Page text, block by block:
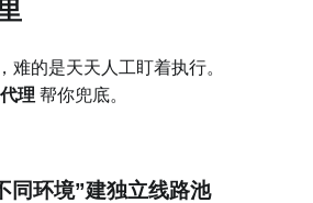
难的是天天人工盯着执行。
理 帮你兜底。
同环境”建独立线路池